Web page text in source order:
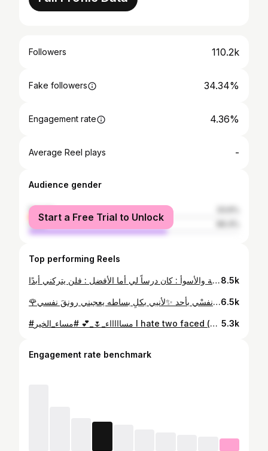
Followers 110.2k
Fake followers 34.34%
Engagement rate 4.36%
Average Reel plays -
Audience gender
female
male
Start a Free Trial to Unlock
Top performing Reels
لن أندم على أي شخص دخل حياتي ورحل! فالمخلص : أسعدني والسيء : منحني التجربة والأسوأ : كان درساً لي أما الأفضل : فلن يتركني أبدًا 👌 #memories 🌹🌹🌹🌹8.5k
🌹حبيت هاي الصورة لأن عفويه 🌹 . انا لست افضل ولا احسنُ من غيري.... ولكنني أمتلك قناعةٌ وثقةً قوية✨ تجلعَلُني أرفض مقارنة َ نفسْي بأحد ✨لأنيي بكلِ بساطه يعجبني رونقَ نفسي ⭐⚪⭐6.5k
#مساااااء_🌷_💕 #مساء_الخير I hate two faced (hyopcrisy) people . People with hypocrisy . 🌹 🌹 🌹 🌹 . #sweet #cute #fitness #sport #beautiful #nice #budybuilding #instagram 5.3k
Engagement rate benchmark